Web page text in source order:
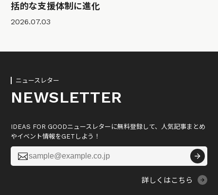
括的な支援体制に進化
2026.07.03
ニュースレター
NEWSLETTER
IDEAS FOR GOODニュースレターに無料登録して、人気記事まとめ
やイベント情報をGETしよう！

詳しくはこちら